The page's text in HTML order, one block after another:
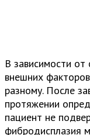
В зависимости от
внешних
разному. После
протяжении
пациент не
фибродисплазия